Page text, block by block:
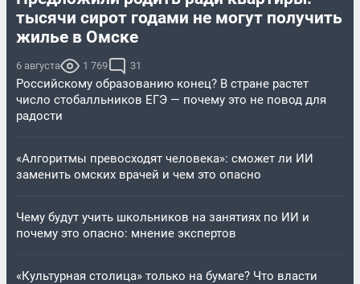
тысячи сирот годами не могут получить
жилье в Омске
6 августа 1 769 31
Российскому образованию конец? В стране растет
число стобалльников ЕГЭ — почему это не повод для
радости
«Алгоритмы превосходят человека»: сможет ли ИИ
заменить омских врачей и чем это опасно
Чему будут учить школьников на занятиях по ИИ и
почему это опасно: мнение экспертов
«Культурная столица» только на бумаге? Что власти